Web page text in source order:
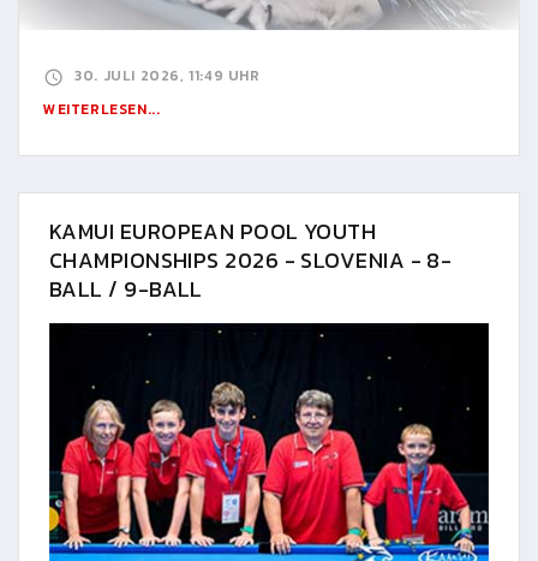
30. JULI 2026, 11:49 UHR
WEITERLESEN...
KAMUI EUROPEAN POOL YOUTH
CHAMPIONSHIPS 2026 - SLOVENIA - 8-
BALL / 9-BALL